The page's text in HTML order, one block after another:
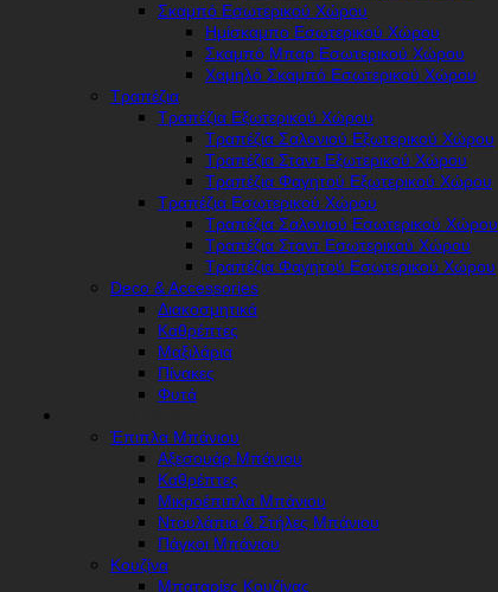
Σκαμπό Εσωτερικού Χώρου
Ημίσκαμπο Εσωτερικού Χώρου
Σκαμπό Μπαρ Εσωτερικού Χώρου
Χαμηλό Σκαμπό Εσωτερικού Χώρου
Τραπέζια
Τραπέζια Εξωτερικού Χώρου
Τραπέζια Σαλονιού Εξωτερικού Χώρου
Τραπέζια Σταντ Εξωτερικού Χώρου
Τραπέζια Φαγητού Εξωτερικού Χώρου
Τραπέζια Εσωτερικού Χώρου
Τραπέζια Σαλονιού Εσωτερικού Χώρου
Τραπέζια Σταντ Εσωτερικού Χώρου
Τραπέζια Φαγητού Εσωτερικού Χώρου
Deco & Accessories
Διακοσμητικά
Καθρέπτες
Μαξιλάρια
Πίνακες
Φυτά
Έπιπλα Μπάνιου
Αξεσουάρ Μπάνιου
Καθρέπτες
Μικροέπιπλα Μπάνιου
Ντουλάπια & Στήλες Μπάνιου
Πάγκοι Μπάνιου
Κουζίνα
Μπαταρίες Κουζίνας